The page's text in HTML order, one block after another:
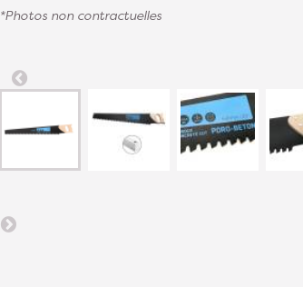
*Photos non contractuelles